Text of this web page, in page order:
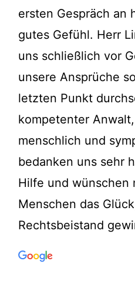
ersten Gespräch an
gutes Gefühl. Herr
uns schließlich vor
unsere Ansprüche
letzten Punkt
kompetenter
menschlich und
bedanken uns sehr
Hilfe und wünschen
Menschen das
Rechtsbeistand